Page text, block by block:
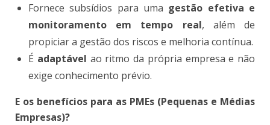
Fornece subsídios para uma gestão efetiva e
monitoramento em tempo real, além de
propiciar a gestão dos riscos e melhoria contínua.
É adaptável ao ritmo da própria empresa e não
exige conhecimento prévio.
E os benefícios para as PMEs (Pequenas e Médias
Empresas)?